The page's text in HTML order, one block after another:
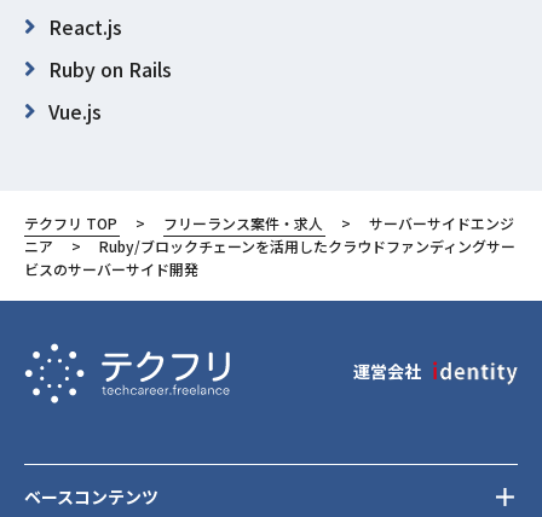
React.js
Ruby on Rails
Vue.js
渋谷区
テクフリ TOP フリーランス案件・求人
サーバーサイドエンジ
ニア
Ruby/ブロックチェーンを活用したクラウドファンディングサー
ビスのサーバーサイド開発
運営会社
ベースコンテンツ